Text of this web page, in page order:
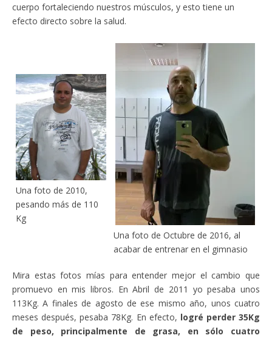
cuerpo fortaleciendo nuestros músculos, y esto tiene un
efecto directo sobre la salud.
Una foto de 2010,
pesando más de 110
Kg
Una foto de Octubre de 2016, al
acabar de entrenar en el gimnasio
Mira estas fotos mías para entender mejor el cambio que
promuevo en mis libros. En Abril de 2011 yo pesaba unos
113Kg. A finales de agosto de ese mismo año, unos cuatro
meses después, pesaba 78Kg. En efecto, logré perder 35Kg
de peso, principalmente de grasa, en sólo cuatro